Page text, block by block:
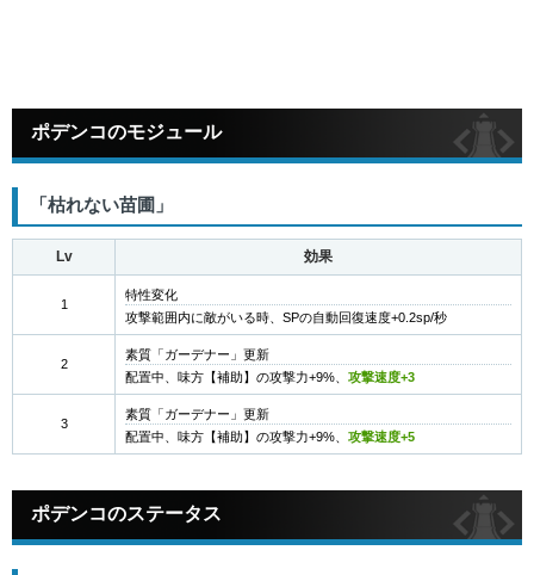
ポデンコのモジュール
「枯れない苗圃」
Lv 効果
1
特性変化
攻撃範囲内に敵がいる時、SPの自動回復速度+0.2sp/秒
2
素質「ガーデナー」更新
配置中、味方【補助】の攻撃力+9%、 攻撃速度+3
3
素質「ガーデナー」更新
配置中、味方【補助】の攻撃力+9%、 攻撃速度+5
ポデンコのステータス